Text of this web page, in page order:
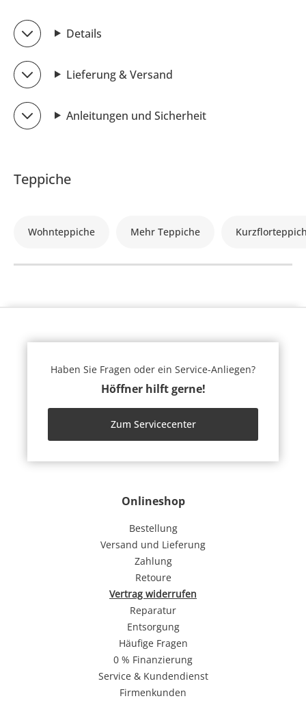
Details
Lieferung & Versand
Anleitungen und Sicherheit
Teppiche
Wohnteppiche Mehr Teppiche
Onlineshop
Bestellung
Versand und Lieferung
Zahlung
Retoure
Vertrag widerrufen
Reparatur
Entsorgung
Häufige Fragen
0 % Finanzierung
Service & Kundendienst
Firmenkunden
Haben Sie Fragen oder ein Service-Anliegen?
Höffner hilft gerne!
Zum Servicecenter